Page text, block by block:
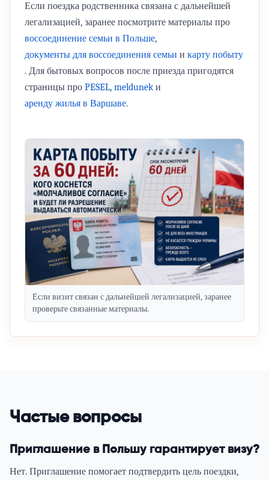
Если поездка родственника связана с дальнейшей
легализацией, заранее посмотрите материалы про
воссоединение семьи в Польше,
документы для воссоединения семьи и карту побыту
. Для бытовых вопросов после приезда пригодятся
страницы про PESEL, meldunekи
аренду жилья в Варшаве.
Если визит связан с дальнейшей легализацией, заранее
проверьте связанные материалы.
Частые вопросы
Приглашение в Польшу гарантирует визу?
Нет. Приглашение помогает подтвердить цель поездки,